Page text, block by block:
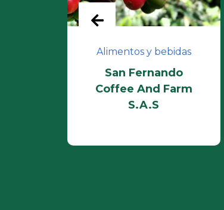
Alimentos y bebidas
San Fernando
Coffee And Farm
S.A.S